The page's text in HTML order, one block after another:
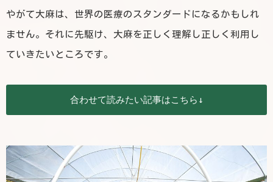
やがて大麻は、世界の医療のスタンダードになるかもしれ
ません。それに先駆け、大麻を正しく理解し正しく利用し
ていきたいところです。
  合わせて読みたい記事はこちら↓